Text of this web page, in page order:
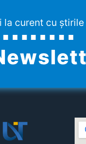
la curent cu știrile